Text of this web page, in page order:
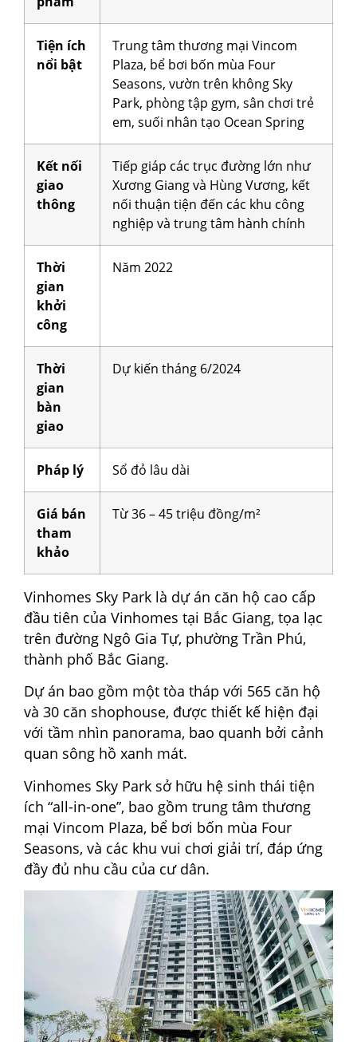
Tiện ích
nổi bật
Trung tâm thương mại Vincom
Plaza, bể bơi bốn mùa Four
Seasons, vườn trên không Sky
Park, phòng tập gym, sân chơi trẻ
em, suối nhân tạo Ocean Spring
Kết nối
giao
thông
Tiếp giáp các trục đường lớn như
Xương Giang và Hùng Vương, kết
nối thuận tiện đến các khu công
nghiệp và trung tâm hành chính
Thời
gian
khởi
công
Năm 2022
Thời
gian
bàn
giao
Dự kiến tháng 6/2024
Pháp lý Sổ đỏ lâu dài
Giá bán
tham
khảo
Từ 36 – 45 triệu đồng/m²
Vinhomes Sky Park là dự án căn hộ cao cấp
đầu tiên của Vinhomes tại Bắc Giang, tọa lạc
trên đường Ngô Gia Tự, phường Trần Phú,
thành phố Bắc Giang.
Dự án bao gồm một tòa tháp với 565 căn hộ
và 30 căn shophouse, được thiết kế hiện đại
với tầm nhìn panorama, bao quanh bởi cảnh
quan sông hồ xanh mát.
Vinhomes Sky Park sở hữu hệ sinh thái tiện
ích “all-in-one”, bao gồm trung tâm thương
mại Vincom Plaza, bể bơi bốn mùa Four
Seasons, và các khu vui chơi giải trí, đáp ứng
đầy đủ nhu cầu của cư dân.